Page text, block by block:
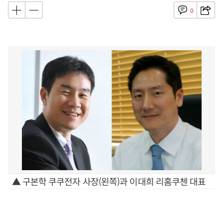
0
▲ 구본학 쿠쿠전자 사장(왼쪽)과 이대희 리홈쿠첸 대표